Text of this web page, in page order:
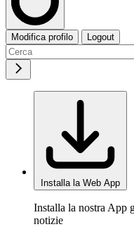
Modifica profilo Logout
Installa la Web App
Installa la nostra App
notizie